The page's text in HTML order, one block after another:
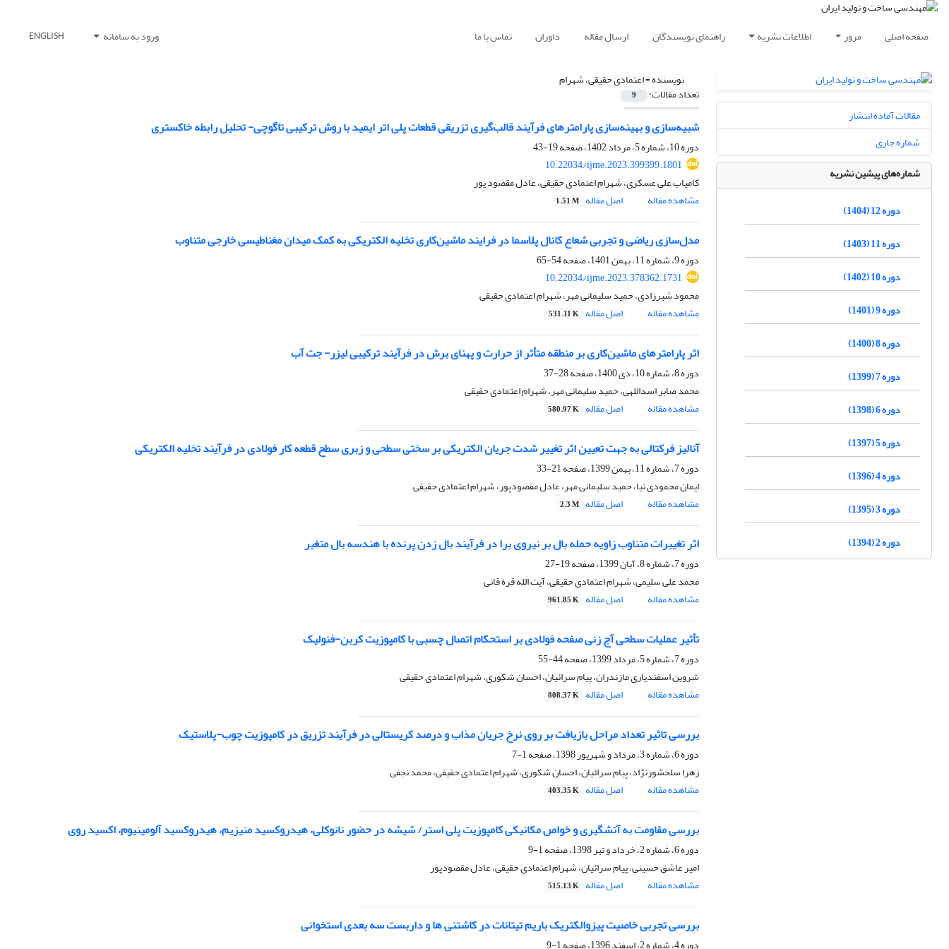
صفحه اصلی مرور اطلاعات نشریه راهنمای نویسندگان ارسال مقاله داوران تماس با ما ورود به سامانه ENGLISH
نویسنده =اعتمادی حقیقی، شهرام
تعداد مقالات: 9
شبیه‌سازی و بهینه‌سازی پارامترهای فرآیند قالب‌گیری تزریقی قطعات پلی اتر ایمید با روش ترکیبی تاگوچی- تحلیل رابطه خاکستری
دوره 10، شماره 5، مرداد 1402، صفحه
19-43
10.22034/ijme.2023.399399.1801
کامیاب علی عسکری، شهرام اعتمادی حقیقی، عادل مقصود پور
مشاهده مقاله
اصل مقاله 1.51 M
مدل‌سازی ریاضی و تجربی شعاع کانال پلاسما در فرایند ماشین‌کاری تخلیه الکتریکی به کمک میدان مغناطیسی خارجی متناوب
دوره 9، شماره 11، بهمن 1401، صفحه
54-65
10.22034/ijme.2023.378362.1731
محمود شیرزادی، حمید سلیمانی مهر، شهرام اعتمادی حقیقی
مشاهده مقاله
اصل مقاله 531.11 K
اثر پارامترهای ماشین‌کاری بر منطقه متأثر از حرارت و پهنای برش در فرآیند ترکیبی لیزر- جت آب
دوره 8، شماره 10، دی 1400، صفحه
28-37
محمد صابر اسداللهی، حمید سلیمانی مهر، شهرام اعتمادی حقیقی
مشاهده مقاله
اصل مقاله 580.97 K
آنالیز فرکتالی به جهت تعیین اثر تغییر شدت جریان الکتریکی بر سختی سطحی و زبری سطح قطعه کار فولادی در فرآیند تخلیه الکتریکی
دوره 7، شماره 11، بهمن 1399، صفحه
21-33
ایمان محمودی نیا، حمید سلیمانی مهر، عادل مقصودپور، شهرام اعتمادی حقیقی
مشاهده مقاله
اصل مقاله 2.3 M
اثر تغییرات متناوب زاویه حمله بال بر نیروی برا در فرآیند بال زدن پرنده با هندسه بال متغیر
دوره 7، شماره 8، آبان 1399، صفحه
19-27
محمد علی سلیمی، شهرام اعتمادی حقیقی، آیت الله قره قانی
مشاهده مقاله
اصل مقاله 961.85 K
تأثیر عملیات سطحی آج زنی صفحه فولادی بر استحکام اتصال چسبی با کامپوزیت کربن-فنولیک
دوره 7، شماره 5، مرداد 1399، صفحه
44-55
شروین اسفندیاری مازندران، پیام سرائیان، احسان شکوری، شهرام اعتمادی حقیقی
مشاهده مقاله
اصل مقاله 808.37 K
بررسی تاثیر تعداد مراحل بازیافت بر روی نرخ جریان مذاب و درصد کریستالی در فرآیند تزریق در کامپوزیت چوب-پلاستیک
دوره 6، شماره 3، مرداد و شهریور 1398، صفحه
1-7
زهرا سلحشورنژاد، پیام سرائیان، احسان شکوری، شهرام اعتمادی حقیقی، محمد نجفی
مشاهده مقاله
اصل مقاله 403.35 K
بررسی مقاومت به آتشگیری و خواص مکانیکی کامپوزیت پلی استر/ شیشه در حضور نانوکلی، هیدروکسید منیزیم، هیدروکسید آلومینیوم، اکسید روی
دوره 6، شماره 2، خرداد و تیر 1398، صفحه
1-9
امیر عاشق حسینی، پیام سرائیان، شهرام اعتمادی حقیقی، عادل مقصودپور
مشاهده مقاله
اصل مقاله 515.13 K
بررسی تجربی خاصیت پیزوالکتریک باریم تیتانات در کاشتنی ها و داربست سه بعدی استخوانی
مقالات آماده انتشار
شماره جاری
شماره‌های پیشین نشریه
دوره 12 (1404)
دوره 11 (1403)
دوره 10 (1402)
دوره 9 (1401)
دوره 8 (1400)
دوره 7 (1399)
دوره 6 (1398)
دوره 5 (1397)
دوره 4 (1396)
دوره 3 (1395)
دوره 2 (1394)